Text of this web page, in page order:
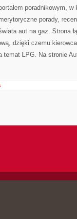
poradnikowym, w
porady,
aut na gaz. Strona
dzięki czemu
temat LPG. Na stronie